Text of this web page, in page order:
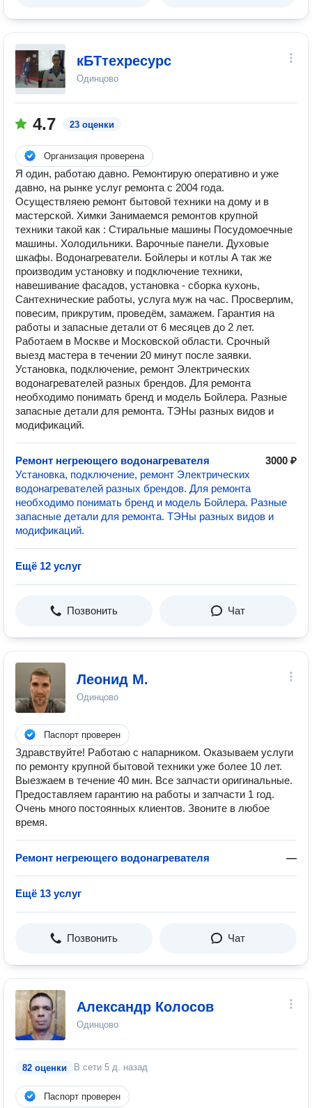
кБТтехресурс
Одинцово
4.7 23 оценки
Организация проверена
Я один, работаю давно. Ремонтирую оперативно и уже
давно, на рынке услуг ремонта с 2004 года.
Осуществляею ремонт бытовой техники на дому и в
мастерской. Химки Занимаемся ремонтов крупной
техники такой как : Стиральные машины Посудомоечные
машины. Холодильники. Варочные панели. Духовые
шкафы. Водонагреватели. Бойлеры и котлы А так же
производим установку и подключение техники,
навешивание фасадов, установка - сборка кухонь,
Сантехнические работы, услуга муж на час. Просверлим,
повесим, прикрутим, проведём, замажем. Гарантия на
работы и запасные детали от 6 месяцев до 2 лет.
Работаем в Москве и Московской области. Срочный
выезд мастера в течении 20 минут после заявки.
Установка, подключение, ремонт Электрических
водонагревателей разных брендов. Для ремонта
необходимо понимать бренд и модель Бойлера. Разные
запасные детали для ремонта. ТЭНы разных видов и
модификаций.
Ремонт негреющего водонагревателя
3000 ₽
Установка, подключение, ремонт Электрических
водонагревателей разных брендов. Для ремонта
необходимо понимать бренд и модель Бойлера. Разные
запасные детали для ремонта. ТЭНы разных видов и
модификаций.
Ещё 12 услуг
Позвонить Чат
Леонид М.
Одинцово
Паспорт проверен
Здравствуйте! Работаю с напарником. Оказываем услуги
по ремонту крупной бытовой техники уже более 10 лет.
Выезжаем в течение 40 мин. Все запчасти оригинальные.
Предоставляем гарантию на работы и запчасти 1 год.
Очень много постоянных клиентов. Звоните в любое
время.
Ремонт негреющего водонагревателя —
Ещё 13 услуг
Позвонить Чат
Александр Колосов
Одинцово
82 оценки В сети 5 д. назад
Паспорт проверен